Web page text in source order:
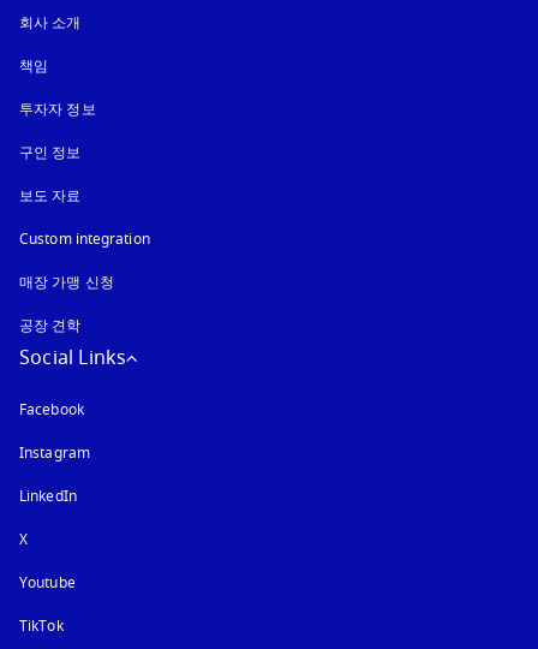
회사 소개
책임
투자자 정보
구인 정보
보도 자료
Custom integration
매장 가맹 신청
공장 견학
Social Links
Facebook
Instagram새 탭에서 열림
LinkedIn
X
Youtube새 탭에서 열림
TikTok